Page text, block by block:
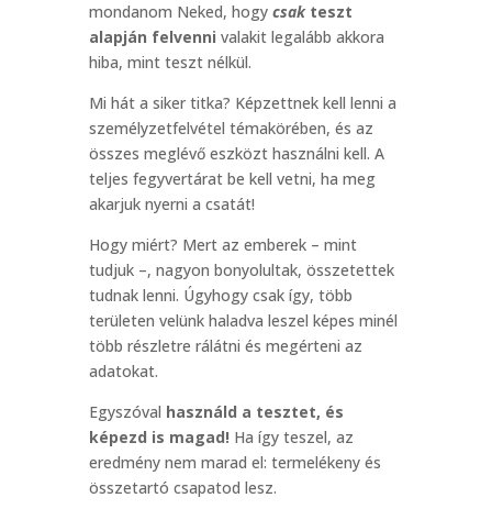
mondanom Neked, hogy csakteszt
alapján felvenni valakit legalább akkora
hiba, mint teszt nélkül.
Mi hát a siker titka? Képzettnek kell lenni a
személyzetfelvétel témakörében, és az
összes meglévő eszközt használni kell. A
teljes fegyvertárat be kell vetni, ha meg
akarjuk nyerni a csatát!
Hogy miért? Mert az emberek – mint
tudjuk –, nagyon bonyolultak, összetettek
tudnak lenni. Úgyhogy csak így, több
területen velünk haladva leszel képes minél
több részletre rálátni és megérteni az
adatokat.
Egyszóval használd a tesztet, és
képezd is magad! Ha így teszel, az
eredmény nem marad el: termelékeny és
összetartó csapatod lesz.